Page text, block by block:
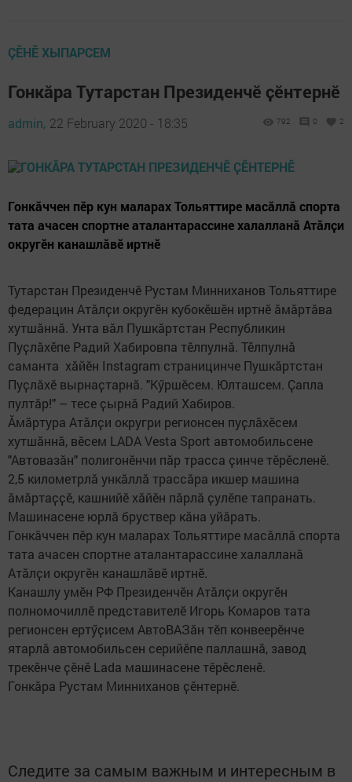
ÇӖНӖ ХЫПАРСЕМ
Гонкӑра Тутарстан Президенчӗ ҫӗнтернӗ
admin, 22 February 2020 - 18:35 792 0 2
Гонкӑччен пӗр кун маларах Тольяттире масӑллӑ спорта
тата ачасен спортне аталантарассине халалланӑ Атӑлҫи
округӗн канашлӑвӗ иртнӗ
Тутарстан Президенчӗ Рустам Минниханов Тольяттире
федерацин Атӑлҫи округӗн кубокӗшӗн иртнӗ ӑмӑртӑва
хутшӑннӑ. Унта вӑл Пушкӑртстан Республикин
Пуҫлӑхӗпе Радий Хабировпа тӗлпулнӑ. Тӗлпулнӑ
саманта хӑйӗн Instagram страницинче Пушкӑртстан
Пуҫлӑхӗ вырнаҫтарнӑ. "Кӳршӗсем. Юлташсем. Ҫапла
пултӑр!" – тесе ҫырнӑ Радий Хабиров.
Ӑмӑртура Атӑлҫи округри регионсен пуҫлӑхӗсем
хутшӑннӑ, вӗсем LADA Vesta Sport автомобильсене
"Автовазӑн" полигонӗнчи пӑр трасса ҫинче тӗрӗсленӗ.
2,5 километрлӑ ункӑллӑ трассӑра икшер машина
ӑмӑртаҫҫӗ, кашнийӗ хӑйӗн пӑрлӑ ҫулӗпе тапранать.
Машинасене юрлӑ бруствер кӑна уйӑрать.
Гонкӑччен пӗр кун маларах Тольяттире масӑллӑ спорта
тата ачасен спортне аталантарассине халалланӑ
Атӑлҫи округӗн канашлӑвӗ иртнӗ.
Канашлу умӗн РФ Президенчӗн Атӑлҫи округӗн
полномочиллӗ представителӗ Игорь Комаров тата
регионсен ертӳҫисем АвтоВАЗӑн тӗп конвеерӗнче
ятарлӑ автомобильсен серийӗпе паллашнӑ, завод
трекӗнче ҫӗнӗ Lada машинасене тӗрӗсленӗ.
Гонкӑра Рустам Минниханов ҫӗнтернӗ.
Следите за самым важным и интересным в